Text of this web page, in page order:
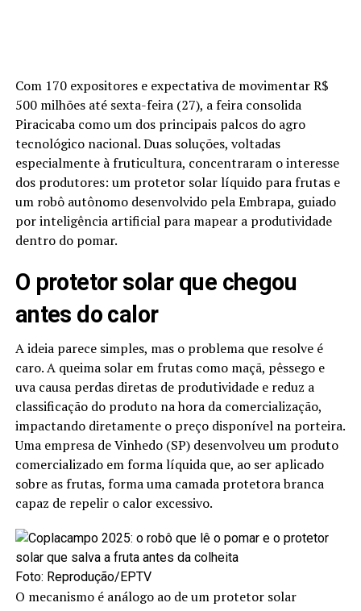
Com 170 expositores e expectativa de movimentar R$
500 milhões até sexta-feira (27), a feira consolida
Piracicaba como um dos principais palcos do agro
tecnológico nacional. Duas soluções, voltadas
especialmente à fruticultura, concentraram o interesse
dos produtores: um protetor solar líquido para frutas e
um robô autônomo desenvolvido pela Embrapa, guiado
por inteligência artificial para mapear a produtividade
dentro do pomar.
O protetor solar que chegou
antes do calor
A ideia parece simples, mas o problema que resolve é
caro. A queima solar em frutas como maçã, pêssego e
uva causa perdas diretas de produtividade e reduz a
classificação do produto na hora da comercialização,
impactando diretamente o preço disponível na porteira.
Uma empresa de Vinhedo (SP) desenvolveu um produto
comercializado em forma líquida que, ao ser aplicado
sobre as frutas, forma uma camada protetora branca
capaz de repelir o calor excessivo.
Foto: Reprodução/EPTV
O mecanismo é análogo ao de um protetor solar